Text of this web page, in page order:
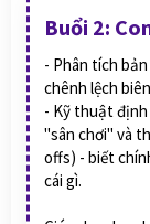
- Phân tích
chênh lệch
- Kỹ thuật
"sân chơi" và
offs) - biết
cái gì.
Buổi 2: